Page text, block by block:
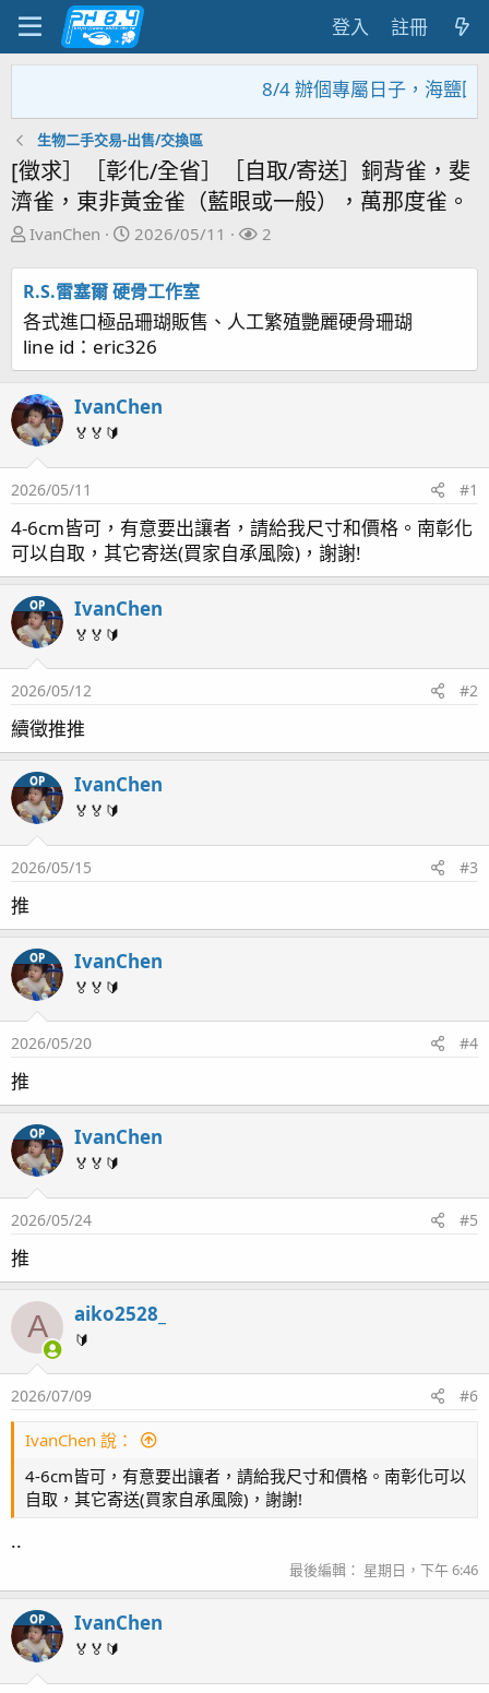
登入 註冊
8/4 辦個專屬日子，海鹽回
生物二手交易-出售/交換區
[徵求］［彰化/全省］［自取/寄送］銅背雀，斐
濟雀，東非黃金雀（藍眼或一般），萬那度雀。
主
起
人
IvanChen
開
日
期
2026/05/11
關
2
R.S.雷塞爾 硬骨工作室
各式進口極品珊瑚販售、人工繁殖艷麗硬骨珊瑚
line id：eric326
IvanChen
🏅🏅🔰
2026/05/11 #1
4-6cm皆可，有意要出讓者，請給我尺寸和價格。南彰化
可以自取，其它寄送(買家自承風險)，謝謝!
OP IvanChen
🏅🏅🔰
2026/05/12 #2
續徵推推
OP IvanChen
🏅🏅🔰
2026/05/15 #3
推
OP IvanChen
🏅🏅🔰
2026/05/20 #4
推
OP IvanChen
🏅🏅🔰
2026/05/24 #5
推
A aiko2528_
🔰
2026/07/09 #6
IvanChen 說：
4-6cm皆可，有意要出讓者，請給我尺寸和價格。南彰化可以
自取，其它寄送(買家自承風險)，謝謝!
..
最後編輯： 星期日，下午 6:46
OP IvanChen
🏅🏅🔰